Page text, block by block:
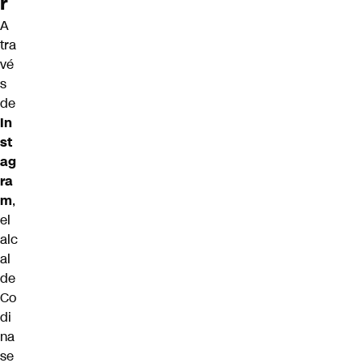
A
tra
vé
s
de
In
st
ag
ra
m,
el
alc
al
de
Co
di
na
se